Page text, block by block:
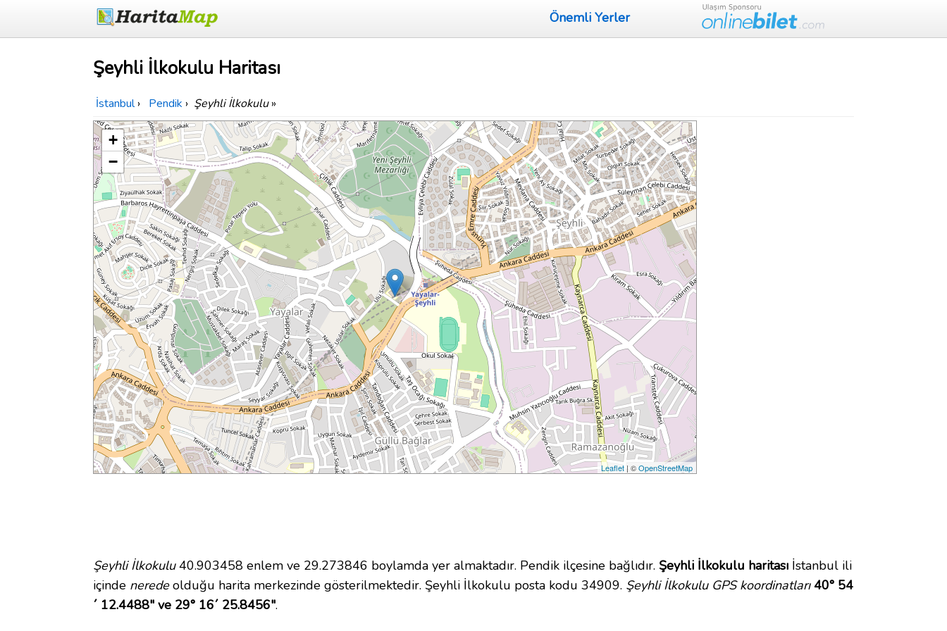
Önemli Yerler
Şeyhli İlkokulu Haritası
İstanbul › Pendik › Şeyhli İlkokulu»
+
−
Leaflet | ©OpenStreetMap
Şeyhli İlkokulu40.903458 enlem ve 29.273846 boylamda yer almaktadır. Pendik ilçesine bağlıdır. Şeyhli İlkokulu haritası İstanbul ili
içinde neredeolduğu harita merkezinde gösterilmektedir. Şeyhli İlkokulu posta kodu 34909. Şeyhli İlkokulu GPS koordinatları 40° 54
´ 12.4488" ve 29° 16´ 25.8456".